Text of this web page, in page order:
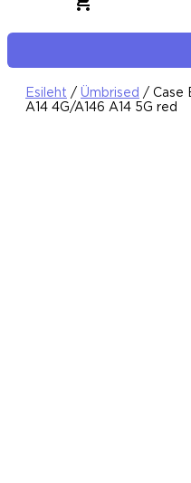
Esileht / Ümbrised / Case
A14 4G/A146 A14 5G red